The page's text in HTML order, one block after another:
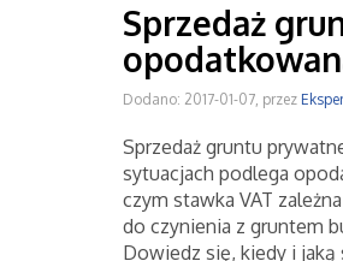
Sprzedaż
Dodano: 2017-01-07, przez
Sprzedaż gruntu
sytuacjach podlega
czym stawka VAT
do czynienia z gruntem
Dowiedz się, kiedy i jaką